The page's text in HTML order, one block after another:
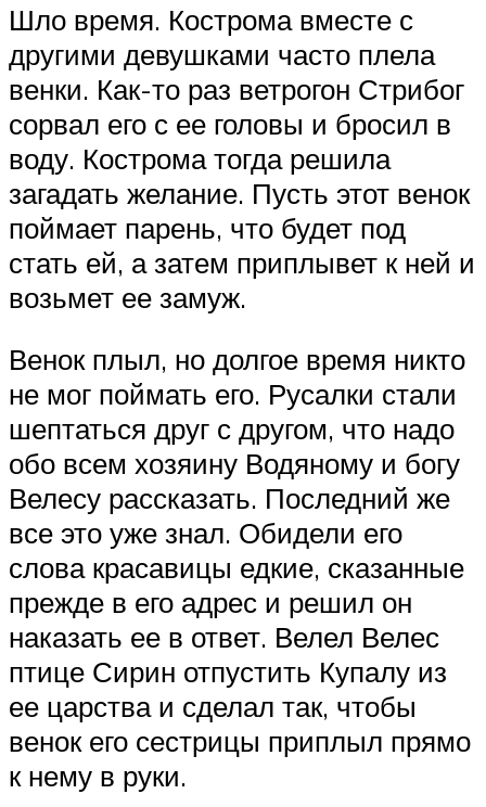
Шло время. Кострома вместе с
другими девушками часто плела
венки. Как-то раз ветрогон Стрибог
сорвал его с ее головы и бросил в
воду. Кострома тогда решила
загадать желание. Пусть этот венок
поймает парень, что будет под
стать ей, а затем приплывет к ней и
возьмет ее замуж.
Венок плыл, но долгое время никто
не мог поймать его. Русалки стали
шептаться друг с другом, что надо
обо всем хозяину Водяному и богу
Велесу рассказать. Последний же
все это уже знал. Обидели его
слова красавицы едкие, сказанные
прежде в его адрес и решил он
наказать ее в ответ. Велел Велес
птице Сирин отпустить Купалу из
ее царства и сделал так, чтобы
венок его сестрицы приплыл прямо
к нему в руки.